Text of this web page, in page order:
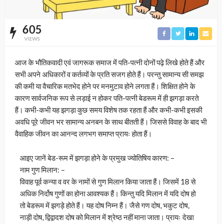
605
VIEWS
आज के भौतिकवादी एवं जागरूक समाज में पति-पत्नी दोनों पढ़े लिखे होते हैं और
सभी अपने अधिकारों व कर्तव्यों के प्रति सजग होते हैं। परन्तु सामान्य सी समझ
की कमी या वैचारिक मतभेद होने पर मनमुटाव होने लगता हैं। शिक्षित होने के
कारण सार्वजनिक रूप से लड़ाई न होकर पति-पत्नी बेडरूम में ही झगड़ा करते
हैं। कभी-कभी यह झगड़ा कुछ समय विशेष तक रहता हैं और कभी-कभी इसकी
अवधि पूरे जीवन भर सामान्य अनबन के साथ बीतती हैं। जिससे विवाह के बाद भी
वैवाहिक जीवन का आनन्द लगभग समाप्त प्रायः होता हैं।
आइए जानें बेड-रूम में झगड़ा होने के प्रमुख ज्योतिषिय कारण: –
नाम गुण मिलान: –
विवाह पूर्व कन्या व वर के नामों से गुण मिलान किया जाता हैं। जिसमें 18 से
अधिक निर्दोष गुणों का होना आवश्यक हैं। किन्तु यदि मिलान में यदि दोष हो
तो बेडरूम में झगड़े होते हैं। यह दोष निम्न हैं। जैसे गण दोष, भकुट दोष,
नाड़ी दोष, द्विद्वादश दोष को मिलान में श्रेष्ठ नहीं माना जाता। प्रायः देखा